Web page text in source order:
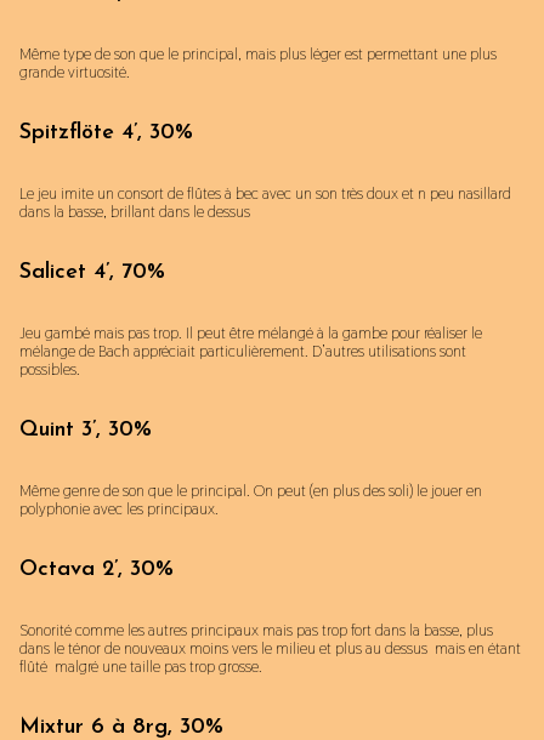
Même type de son que le principal, mais plus léger est permettant une plus
grande virtuosité.
Spitzflöte 4’, 30%
Le jeu imite un consort de flûtes à bec avec un son très doux et n peu nasillard
dans la basse, brillant dans le dessus
Salicet 4’, 70%
Jeu gambé mais pas trop. Il peut être mélangé à la gambe pour réaliser le
mélange de Bach appréciait particulièrement. D’autres utilisations sont
possibles.
Quint 3’, 30%
Même genre de son que le principal. On peut (en plus des soli) le jouer en
polyphonie avec les principaux.
Octava 2’, 30%
Sonorité comme les autres principaux mais pas trop fort dans la basse, plus
dans le ténor de nouveaux moins vers le milieu et plus au dessus mais en étant
flûté malgré une taille pas trop grosse.
Mixtur 6 à 8rg, 30%